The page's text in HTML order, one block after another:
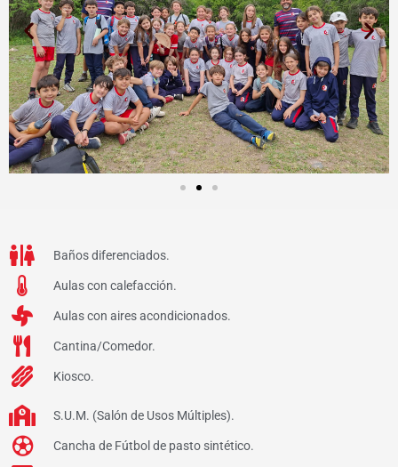
Baños diferenciados.
Aulas con calefacción.
Aulas con aires acondicionados.
Cantina/Comedor.
Kiosco.
S.U.M. (Salón de Usos Múltiples).
Cancha de Fútbol de pasto sintético.